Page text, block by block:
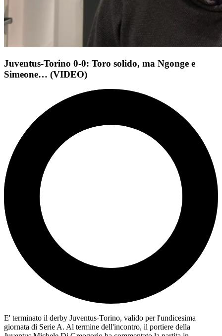
Juventus-Torino 0-0: Toro solido, ma Ngonge e
Simeone… (VIDEO)
E' terminato il derby Juventus-Torino, valido per l'undicesima
giornata di Serie A. Al termine dell'incontro, il portiere della